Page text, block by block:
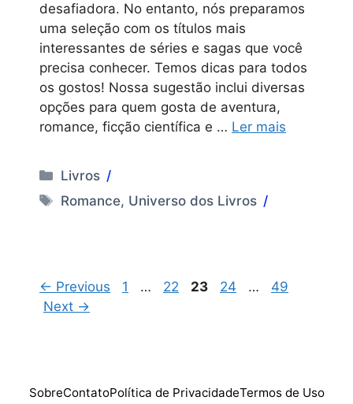
desafiadora. No entanto, nós preparamos
uma seleção com os títulos mais
interessantes de séries e sagas que você
precisa conhecer. Temos dicas para todos
os gostos! Nossa sugestão inclui diversas
opções para quem gosta de aventura,
romance, ficção científica e … Ler mais
Categorias
Livros
Tags
Romance, Universo dos Livros
← Previous Page
1 … Page
22 Page
23 Page
24 … Page
49
Next →
SobreContatoPolítica de PrivacidadeTermos de Uso